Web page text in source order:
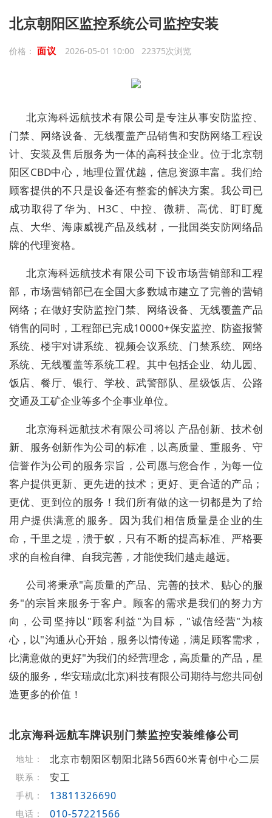
北京朝阳区监控系统公司监控安装
价格： 面议 2026-05-01 10:00 22375次浏览
北京海科远航技术有限公司是专注从事安防监控、
门禁、网络设备、无线覆盖产品销售和安防网络工程设
计、安装及售后服务为一体的高科技企业。位于北京朝
阳区CBD中心，地理位置优越，信息资源丰富。我们给
顾客提供的不只是设备还有整套的解决方案。我公司已
成功取得了华为、H3C、中控、微耕、高优、盯盯魔
点、大华、海康威视产品及线材，一批国类安防网络品
牌的代理资格。
北京海科远航技术有限公司下设市场营销部和工程
部，市场营销部已在全国大多数城市建立了完善的营销
网络；在做好安防监控门禁、网络设备、无线覆盖产品
销售的同时，工程部已完成10000+保安监控、防盗报警
系统、楼宇对讲系统、视频会议系统、门禁系统、网络
系统、无线覆盖等系统工程。其中包括企业、幼儿园、
饭店、餐厅、银行、学校、武警部队、星级饭店、公路
交通及工矿企业等多个企事业单位。
北京海科远航技术有限公司将以 产品创新、技术创
新、服务创新作为公司的标准，以高质量、重服务、守
信誉作为公司的服务宗旨，公司愿与您合作，为每一位
客户提供更新、更先进的技术；更好、更合适的产品；
更优、更到位的服务！我们所有做的这一切都是为了给
用户提供满意的服务。因为我们相信质量是企业的生
命，千里之堤，溃于蚁，只有不断的提高标准、严格要
求的自检自律、自我完善，才能使我们越走越远。
公司将秉承"高质量的产品、完善的技术、贴心的服
务"的宗旨来服务于客户。顾客的需求是我们的努力方
向，公司坚持以"顾客利益"为目标，"诚信经营"为核
心，以"沟通从心开始，服务以情传递，满足顾客需求，
比满意做的更好"为我们的经营理念，高质量的产品，星
级的服务，华安瑞成(北京)科技有限公司期待与您共同创
造更多的价值！
北京海科远航车牌识别门禁监控安装维修公司
地址： 北京市朝阳区朝阳北路56西60米青创中心二层
联系： 安工
手机： 13811326690
电话： 010-57221566